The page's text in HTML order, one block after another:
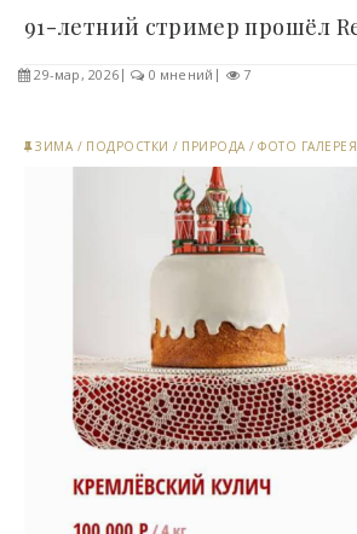
29-мар, 2026 0 мнений 7
ЗИМА / ПОДРОСТКИ / ПРИРОДА /ФОТО ГАЛЕРЕЯ